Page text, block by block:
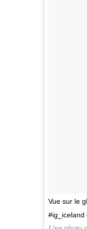
Vue sur le
#ig_iceland